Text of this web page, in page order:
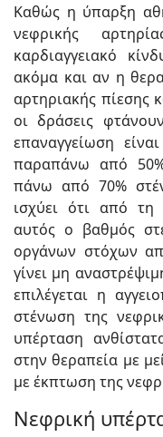
Καθώς η ύπαρξη
νεφρικής
καρδιαγγειακό
ακόμα και αν η
αρτηριακής πίεσης
οι δράσεις
επαναγγείωση
παραπάνω από
πάνω από 70%
ισχύει ότι από τη
αυτός ο βαθμός
οργάνων στόχων
γίνει μη
επιλέγεται η
στένωση της
υπέρταση
στην θεραπεία με
με έκπτωση της
Νεφρική